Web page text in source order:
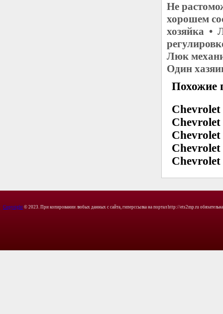
Не
хорошем
хозяйка •
Люк
Один
Похожие
Copyright © 2023. При копировании любых данных с сайта, гиперссылка на портал http://ets2mp.ru